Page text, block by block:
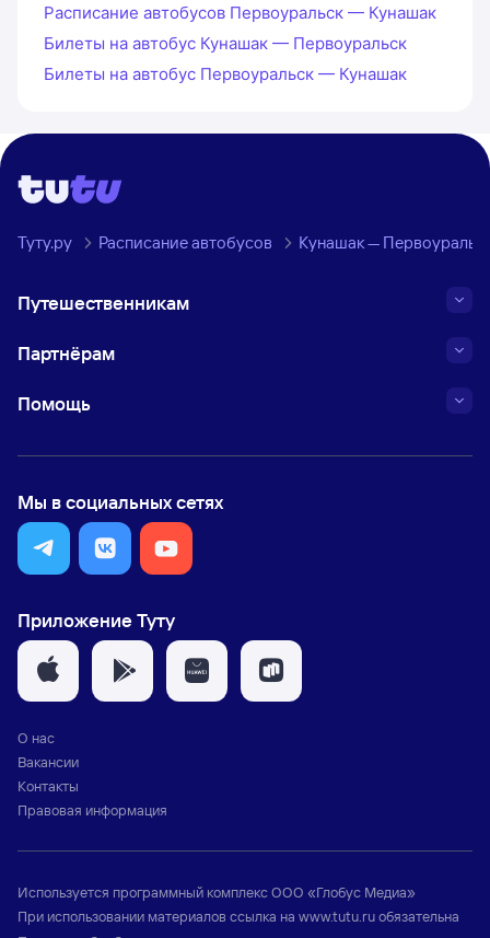
Расписание автобусов Первоуральск — Кунашак
Билеты на автобус Кунашак — Первоуральск
Билеты на автобус Первоуральск — Кунашак
Туту.ру Расписание автобусов Кунашак —
Путешественникам
Партнёрам
Помощь
Мы в социальных сетях
Приложение Туту
О нас
Вакансии
Контакты
Правовая информация
Используется программный комплексООО «Глобус Медиа»
При использовании материалов ссылка на www.tutu.ruобязательна